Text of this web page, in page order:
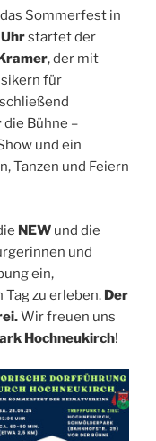
Sommerfest in
startet der
, der mit
für
die Bühne –
und ein
Tanzen und Feiern
NEW und die
und
ein,
zu erleben. Der
Wir freuen uns
Hochneukirch!